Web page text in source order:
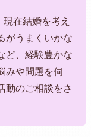
在結婚を考え
がうまくいかな
ど、経験豊かな
みや問題を伺
動のご相談をさ